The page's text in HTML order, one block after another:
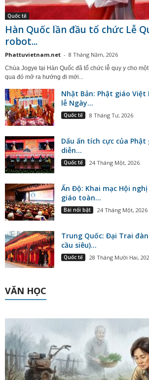
Quốc tế
Hàn Quốc lần đầu tổ chức Lễ
robot...
Phattuvietnam.net - 8 Tháng Năm, 2026
Chùa Jogye tại Hàn Quốc đã tổ chức lễ quy y cho
qua đó mở ra hướng đi mới...
Nhật Bản: Phật giáo
lễ Ngày...
Quốc tế 8 Tháng Tư, 2026
Dấu ấn tích cực của
diễn...
Quốc tế 24 Tháng Một, 2026
Ấn Độ: Khai mạc Hội
giáo toàn...
Bài nổi bật 24 Tháng Một, 2026
Trung Quốc: Đại Trai
cầu siêu)...
Quốc tế 28 Tháng Mười Hai,
VĂN HỌC